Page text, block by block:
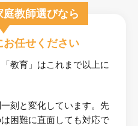
教師選びなら
任せください
教育」はこれまで以上に
刻と変化しています。先
困難に直面しても対応で